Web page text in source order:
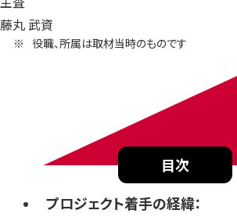
藤丸 武資
役職、所属は取材当時のものです
目次
プロジェクト着手の経緯：